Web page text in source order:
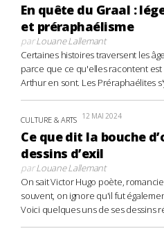
En quête du Graal :
et préraphaélisme
parLouane Lallemant
Certaines histoires traversent les
parce que ce qu'elles racontent est
Arthur en sont. Les Préraphaélites
CULTURE & ARTS 12 MAI 2024
Ce que dit la bouche
dessins d’exil
parLouane Lallemant
On sait Victor Hugo poète,
souvent, on ignore qu'il fut
Voici quelques uns de ses dessins